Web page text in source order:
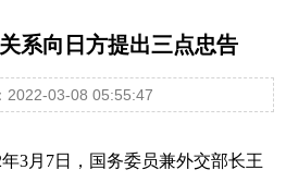
系向日方提出三点忠告
2022-03-08 05:55:47
3月7日，国务委员兼外交部长王